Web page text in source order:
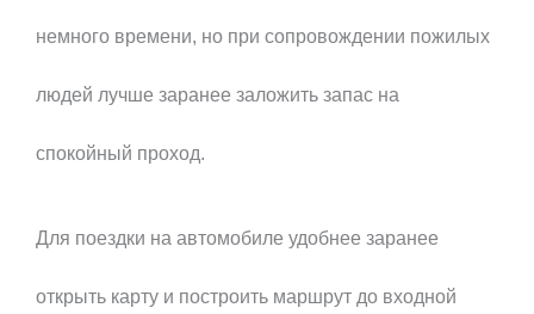
немного времени, но при сопровождении пожилых
людей лучше заранее заложить запас на
спокойный проход.
Для поездки на автомобиле удобнее заранее
открыть карту и построить маршрут до входной